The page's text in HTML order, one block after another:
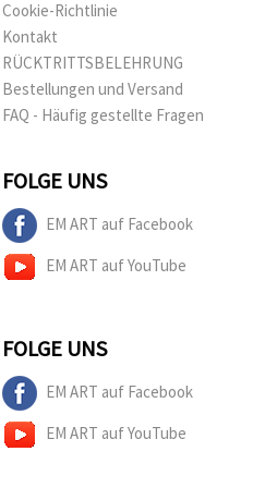
können Sie
ändern
oder
Impressum
Datenschutzerklärung
Cookie-
akzeptieren
Cookie-
Cookie-Richtlinie
Kontakt
RÜCKTRITTSBELEHRUNG
Bestellungen und Versand
FAQ - Häufig gestellte Fragen
FOLGE UNS
EM ART auf Facebook
EM ART auf YouTube
FOLGE UNS
EM ART auf Facebook
EM ART auf YouTube